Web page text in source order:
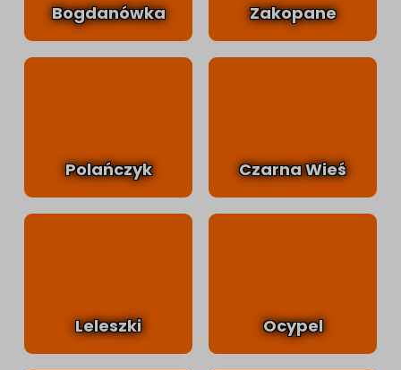
Bogdanówka Zakopane
Polańczyk Czarna Wieś
Leleszki Ocypel